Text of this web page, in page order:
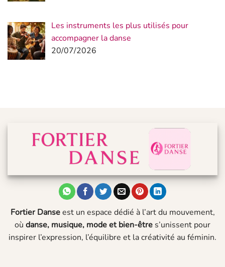
Les instruments les plus utilisés pour
accompagner la danse
20/07/2026
Fortier Danseest un espace dédié à l’art du mouvement,
où danse, musique, mode et bien-être s’unissent pour
inspirer l’expression, l’équilibre et la créativité au féminin.